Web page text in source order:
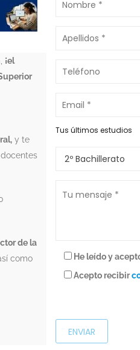
¡el
y te
de la
como
Tus últimos estudios
He leído y
Acepto recibir
o